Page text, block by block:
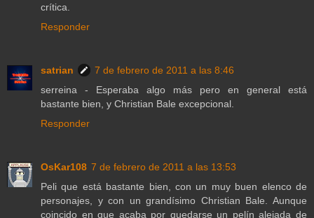
crítica.
Responder
satrian
7 de febrero de 2011 a las 8:46
serreina - Esperaba algo más pero en general está
bastante bien, y Christian Bale excepcional.
Responder
OsKar108 7 de febrero de 2011 a las 13:53
Peli que está bastante bien, con un muy buen elenco de
personajes, y con un grandísimo Christian Bale. Aunque
coincido en que acaba por quedarse un pelín alejada de